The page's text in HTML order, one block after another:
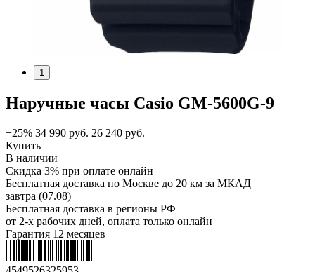
1
Наручные часы Casio GM-5600G-9
−25% 34 990 руб. 26 240 руб.
Купить
В наличии
Скидка 3% при оплате онлайн
Бесплатная доставка по Москве до 20 км за МКАД
завтра (07.08)
Бесплатная доставка в регионы РФ
от 2-х рабочих дней, оплата только онлайн
Гарантия 12 месяцев